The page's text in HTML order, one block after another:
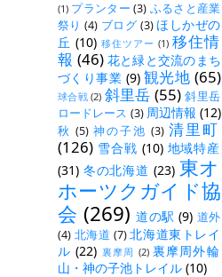
(1) プランター (3) ふるさと産業
祭り (4) ブログ (3) ほしかぜの
丘 (10) 移住ツアー (1) 移住情
報 (46) 花と緑と交流のまち
づくり事業 (9) 観光地 (65)
球合戦 (2) 斜里岳 (55) 斜里岳
ロードレース (3) 周辺情報 (12)
秋 (5) 神の子池 (3) 清里町
(126) 雪合戦 (10) 地域特産
(31) 冬の北海道 (23) 東オ
ホーツクガイド協
会 (269) 道の駅 (9) 道外
(4) 北海道 (7) 北海道東トレイ
ル (22) 裏摩周 (2) 裏摩周外輪
山・神の子池トレイル (10)